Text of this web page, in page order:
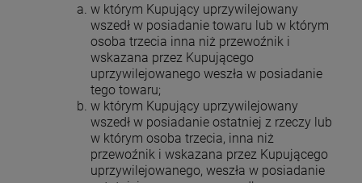
w którym Kupujący uprzywilejowany
wszedł w posiadanie towaru lub w którym
osoba trzecia inna niż przewoźnik i
wskazana przez Kupującego
uprzywilejowanego weszła w posiadanie
tego towaru;
w którym Kupujący uprzywilejowany
wszedł w posiadanie ostatniej z rzeczy lub
w którym osoba trzecia, inna niż
przewoźnik i wskazana przez Kupującego
uprzywilejowanego, weszła w posiadanie